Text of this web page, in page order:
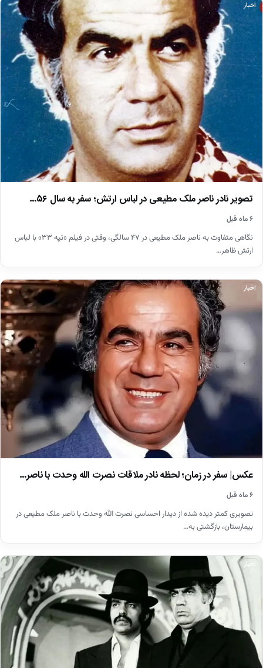
اخبار
تصویر نادر ناصر ملک مطیعی در لباس ارتش؛ سفر به سال ۵۶…
۶ ماه قبل
نگاهی متفاوت به ناصر ملک مطیعی در ۴۷ سالگی، وقتی در فیلم «تپه ۳۳» با لباس
ارتش ظاهر…
اخبار
عکس| سفر در زمان؛ لحظه نادر ملاقات نصرت الله وحدت با ناصر…
۶ ماه قبل
تصویری کمتر دیده شده از دیدار احساسی نصرت الله وحدت با ناصر ملک مطیعی در
بیمارستان، بازگشتی به…
اخبار